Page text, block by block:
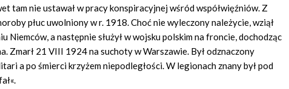
tam nie ustawał w pracy konspiracyjnej wśród współwięźniów. Z
płuc uwolniony w r. 1918. Choć nie wyleczony należycie, wziął
Niemców, a następnie służył w wojsku polskim na froncie, dochodząc
Zmarł 21 VIII 1924 na suchoty w Warszawie. Był odznaczony
a po śmierci krzyżem niepodległości. W legionach znany był pod